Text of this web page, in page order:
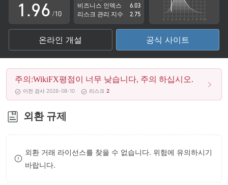
1
2
3
4
5
6
7
8
9
.96
7
8
9
/10
비즈니스 인덱스
6.03
리스크 관리 지수
2.75
온라인 개설 공식 사이트
주의:WikiFX평점이 너무 낮습니다, 주의 하십시오.
이전 검사 2026-08-10 리스크 2
외환 규제
외환 거래 라이선스를 찾을 수 없습니다. 위험에 유의하시기
바랍니다.